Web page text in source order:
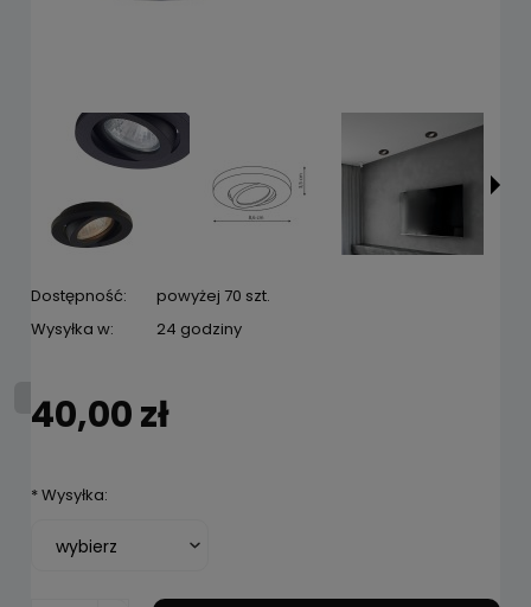
Dostępność:
powyżej 70 szt.
Wysyłka w:
24 godziny
40,00 zł
*Wysyłka: